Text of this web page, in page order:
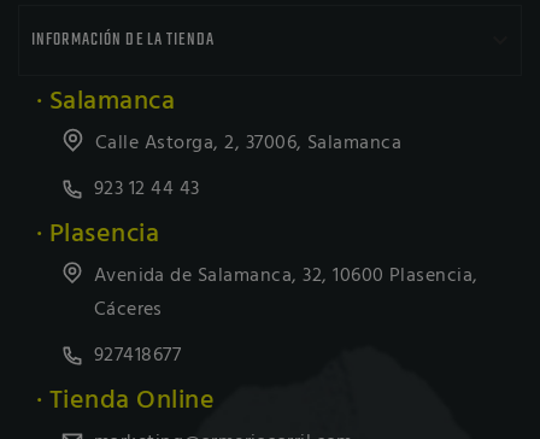
INFORMACIÓN DE LA TIENDA
· Salamanca
Calle Astorga, 2, 37006, Salamanca
923 12 44 43
· Plasencia
Avenida de Salamanca, 32, 10600 Plasencia,
Cáceres
927418677
· Tienda Online